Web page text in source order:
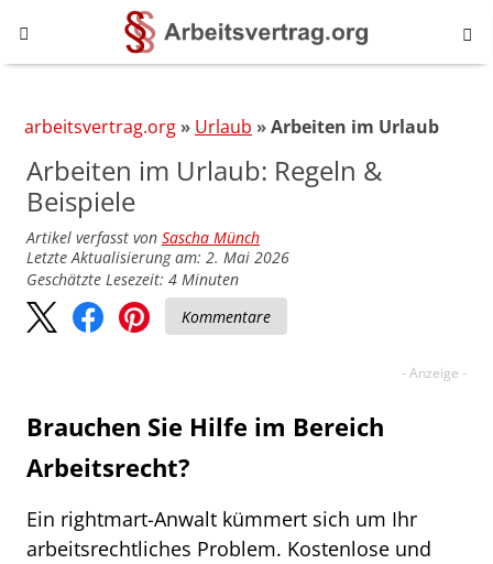
arbeitsvertrag.org Urlaub Arbeiten im Urlaub
Arbeiten im Urlaub: Regeln &
Beispiele
Artikel verfasst von Sascha Münch
Letzte Aktualisierung am: 2. Mai 2026
Geschätzte Lesezeit: 4 Minuten
Kommentare
Brauchen Sie Hilfe im Bereich
Arbeitsrecht?
Ein rightmart-Anwalt kümmert sich um Ihr
arbeitsrechtliches Problem. Kostenlose und